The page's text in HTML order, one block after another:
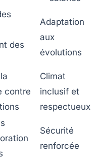
des
Adaptation
aux
évolutions
contre
Climat
inclusif et
respectueux
Sécurité
renforcée